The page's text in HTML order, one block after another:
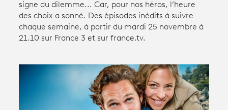
Programme
signe du dilemme... Car, pour nos héros, l’heure
des choix a sonné. Des épisodes inédits à suivre
chaque semaine, à partir du mardi 25 novembre à
21.10 sur France 3 et sur france.tv.